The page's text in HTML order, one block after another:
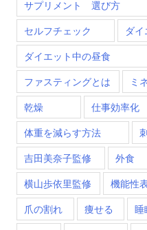
サプリメント 選び方
セルフチェック
ダ
ダイエット中の昼食
ファスティングとは
ミ
乾燥
仕事効率化
体重を減らす方法
吉田美奈子監修
外食
横山歩依里監修
機能性
爪の割れ
痩せる 睡